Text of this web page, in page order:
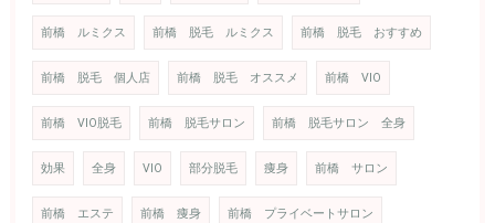
前橋 ルミクス 前橋 脱毛 ルミクス 前橋 脱毛 おすすめ
前橋 脱毛 個人店 前橋 脱毛 オススメ 前橋 VIO
前橋 VIO脱毛 前橋 脱毛サロン 前橋 脱毛サロン 全身
効果 全身 VIO 部分脱毛 痩身 前橋 サロン
前橋 エステ 前橋 痩身 前橋 プライベートサロン